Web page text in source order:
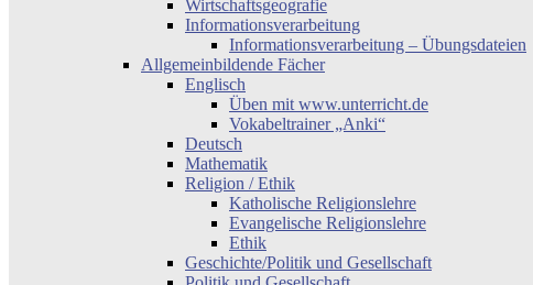
Wirtschaftsgeografie
Informationsverarbeitung
Informationsverarbeitung – Übungsdateien
Allgemeinbildende Fächer
Englisch
Üben mit www.unterricht.de
Vokabeltrainer „Anki“
Deutsch
Mathematik
Religion / Ethik
Katholische Religionslehre
Evangelische Religionslehre
Ethik
Geschichte/Politik und Gesellschaft